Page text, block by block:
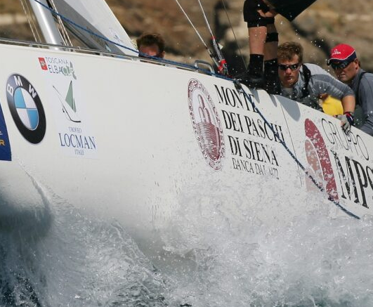
28Fév
ARKEA ULTIM CHALLENGE Classe Ultim